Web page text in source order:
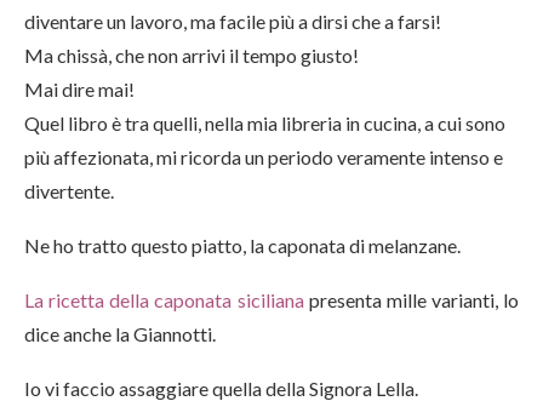
diventare un lavoro, ma facile più a dirsi che a farsi!
Ma chissà, che non arrivi il tempo giusto!
Mai dire mai!
Quel libro è tra quelli, nella mia libreria in cucina, a cui sono
più affezionata, mi ricorda un periodo veramente intenso e
divertente.
Ne ho tratto questo piatto, la caponata di melanzane.
La ricetta della caponata siciliana presenta mille varianti, lo
dice anche la Giannotti.
Io vi faccio assaggiare quella della Signora Lella.